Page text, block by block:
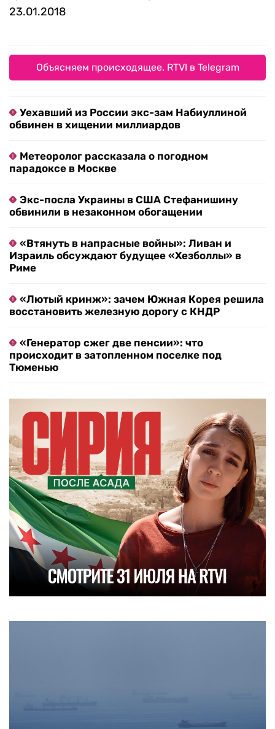
23.01.2018
Объясняем происходящее. RTVI в Telegram
Уехавший из России экс-зам Набиуллиной
обвинен в хищении миллиардов
Метеоролог рассказала о погодном
парадоксе в Москве
Экс-посла Украины в США Стефанишину
обвинили в незаконном обогащении
«Втянуть в напрасные войны»: Ливан и
Израиль обсуждают будущее «Хезболлы» в
Риме
«Лютый кринж»: зачем Южная Корея решила
восстановить железную дорогу с КНДР
«Генератор сжег две пенсии»: что
происходит в затопленном поселке под
Тюменью